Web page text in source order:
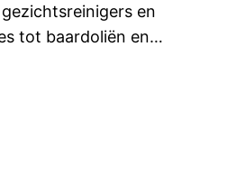
en
tot baardoliën en…